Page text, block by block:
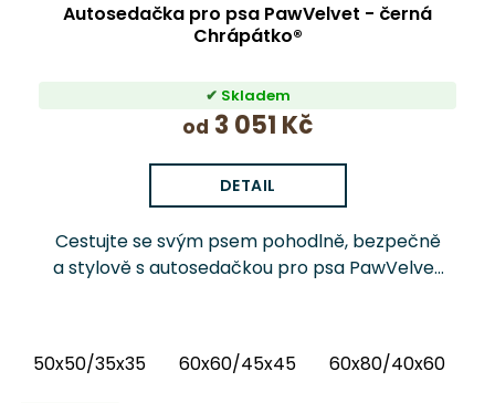
Autosedačka pro psa PawVelvet - černá
Chrápátko®
Skladem
od 3 051 Kč
DETAIL
Cestujte se svým psem pohodlně, bezpečně
a stylově s autosedačkou pro psa PawVelvet
50x50/35x35
60x60/45x45 60x80/40x60